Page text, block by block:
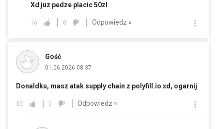
Xd juz pedze placic 50zl
16 0 Odpowiedz »
Gość
01.06.2026 08:37
Donaldku, masz atak supply chain z polyfill.io xd, ogarnij
35 0 Odpowiedz »